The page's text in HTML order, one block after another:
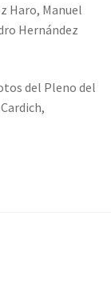
Haro, Manuel
Hernández
del Pleno del